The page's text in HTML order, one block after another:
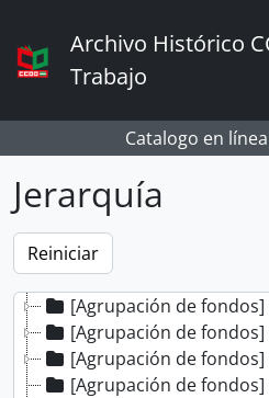
Archivo Histórico
Trabajo
Catalogo en
Jerarquía
[Agrupación de fondos]
[Agrupación de
[Agrupación de fondos]
[Agrupación de fondos]